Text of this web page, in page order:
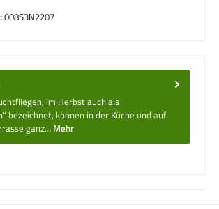
008S3N2207
im Herbst auch als
bezeichnet, können in der Küche und auf
ganz… Mehr